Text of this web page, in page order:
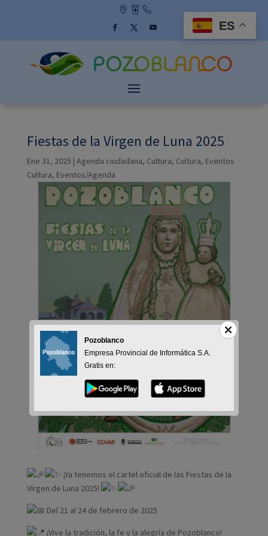
Fiestas de la Virgen de Luna 2025
Ene 31, 2025 | Agenda ciudadana, Cultura, Cultura, Eventos
Cultura, Eventos/Agenda
¡Ya tenemos el cartel oficial de las Fiestas de la
Virgen de Luna 2025!
Del 21 al 24 de febrero de 2025
¡Vive la tradición, la fe y la alegría de Pozoblanco!
ES
Pozoblanco
Empresa Provincial de Informática S.A.
Gratis en: